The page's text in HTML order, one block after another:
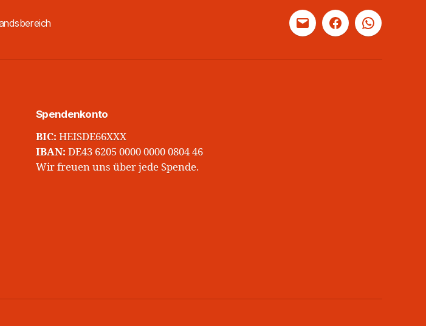
Mail FacebookWhatsApp
Spendenkonto
BIC: HEISDE66XXX
IBAN: DE43 6205 0000 0000 0804 46
Wir freuen uns über jede Spende.